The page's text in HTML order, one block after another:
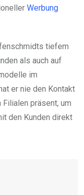
Werbung
tiefem
als auch auf
im
er nie den Kontakt
präsent, um
den Kunden direkt